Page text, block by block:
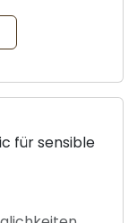
für sensible